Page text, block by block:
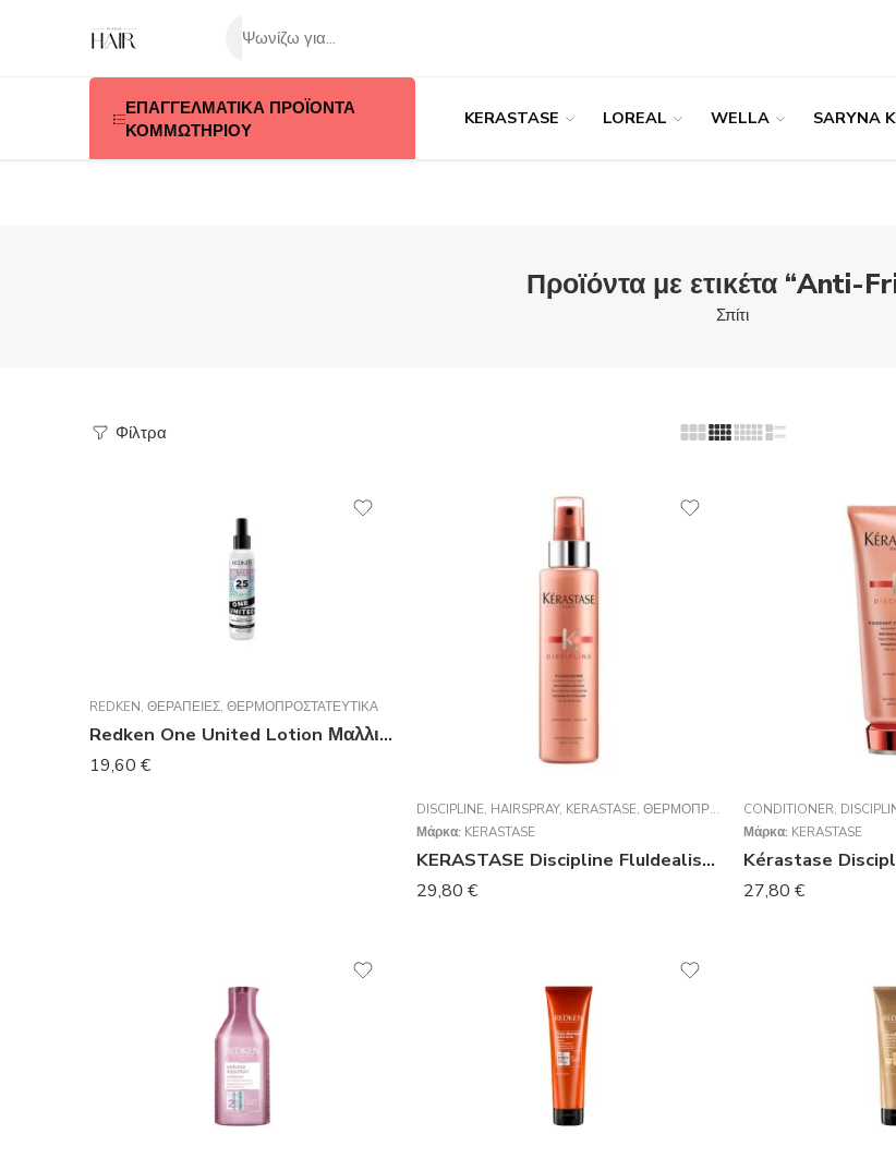
ΕΠΑΓΓΕΛΜΑΤΙΚΑ ΠΡΟΪΟΝΤΑ
ΚΟΜΜΩΤΗΡΙΟΥ
KERASTASE LOREAL WELLA SARYNA
Προϊόντα με ετικέτα “Anti-
Σπίτι
Φίλτρα
REDKEN, ΘΕΡΑΠΕΊΕΣ, ΘΕΡΜΟΠΡΟΣΤΑΤΕΥΤΙΚΆ
Redken One United Lotion Μαλλιών για Λείανση 150ml
19,60 €
DISCIPLINE, HAIRSPRAY, KERASTASE, ΘΕΡΜΟΠΡΟΣΤΑΤΕΥΤΙΚΆ
Μάρκα: KERASTASE
KERASTASE Discipline FluIdealiste Spray Σπρέι κατά του Φριζαρίσματος Για Ατίθασα Μαλλιά 150ml
29,80 €
CONDITIONER,
Μάρκα: KERASTASE
27,80 €